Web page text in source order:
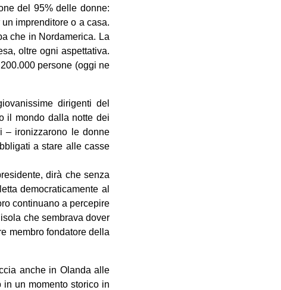
del 95% delle donne:
imprenditore o a casa.
che in Nordamerica. La
oltre ogni aspettativa.
persone (oggi ne
dirigenti del
il mondo dalla notte dei
– ironizzarono le donne
a stare alle casse
dirà che senza
democraticamente al
continuano a percepire
che sembrava dover
membro fondatore della
anche in Olanda alle
un momento storico in